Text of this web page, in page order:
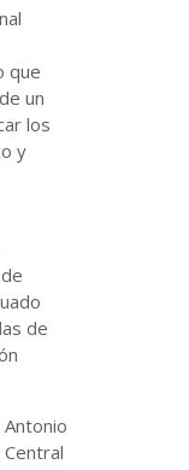
que
un
los
y
de